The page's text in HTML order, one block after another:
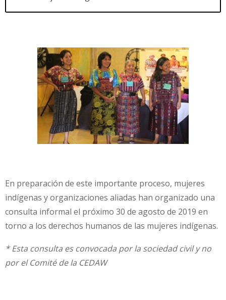
En preparación de este importante proceso, mujeres
indígenas y organizaciones aliadas han organizado una
consulta informal el próximo 30 de agosto de 2019 en
torno a los derechos humanos de las mujeres indígenas.
* Esta consulta es convocada por la sociedad civil y no
por el Comité de la CEDAW